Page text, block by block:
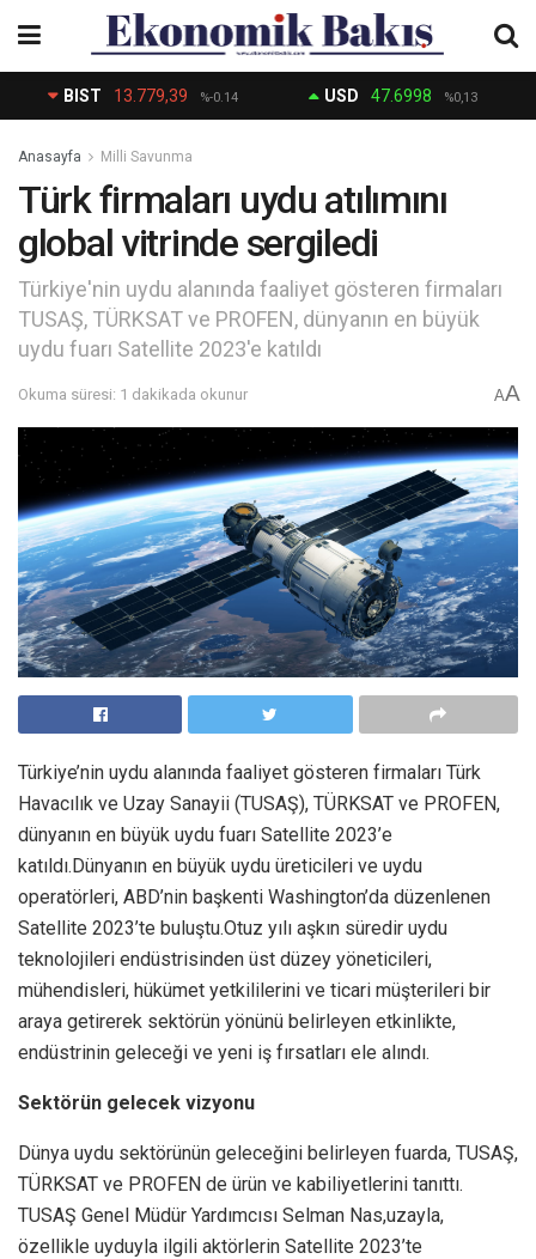
BIST 13.779,39 %-0.14 USD 47.6998 %0,13
Anasayfa Milli Savunma
Türk firmaları uydu atılımını
global vitrinde sergiledi
Türkiye'nin uydu alanında faaliyet gösteren firmaları
TUSAŞ, TÜRKSAT ve PROFEN, dünyanın en büyük
uydu fuarı Satellite 2023'e katıldı
Okuma süresi: 1 dakikada okunur AA
Türkiye’nin uydu alanında faaliyet gösteren firmaları Türk
Havacılık ve Uzay Sanayii (TUSAŞ), TÜRKSAT ve PROFEN,
dünyanın en büyük uydu fuarı Satellite 2023’e
katıldı.Dünyanın en büyük uydu üreticileri ve uydu
operatörleri, ABD’nin başkenti Washington’da düzenlenen
Satellite 2023’te buluştu.Otuz yılı aşkın süredir uydu
teknolojileri endüstrisinden üst düzey yöneticileri,
mühendisleri, hükümet yetkililerini ve ticari müşterileri bir
araya getirerek sektörün yönünü belirleyen etkinlikte,
endüstrinin geleceği ve yeni iş fırsatları ele alındı.
Sektörün gelecek vizyonu
Dünya uydu sektörünün geleceğini belirleyen fuarda, TUSAŞ,
TÜRKSAT ve PROFEN de ürün ve kabiliyetlerini tanıttı.
TUSAŞ Genel Müdür Yardımcısı Selman Nas,uzayla,
özellikle uyduyla ilgili aktörlerin Satellite 2023’te